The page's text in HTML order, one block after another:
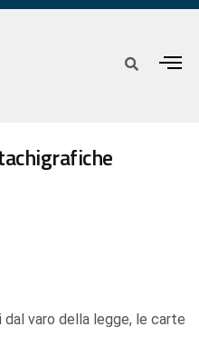
dal varo della legge, le carte